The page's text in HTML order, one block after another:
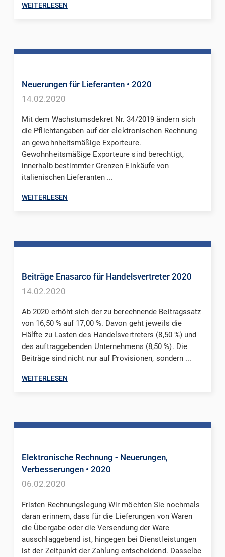
WEITERLESEN
Neuerungen für Lieferanten • 2020
14.02.2020
Mit dem Wachstumsdekret Nr. 34/2019 ändern sich
die Pflichtangaben auf der elektronischen Rechnung
an gewohnheitsmäßige Exporteure.
Gewohnheitsmäßige Exporteure sind berechtigt,
innerhalb bestimmter Grenzen Einkäufe von
italienischen Lieferanten ...
WEITERLESEN
Beiträge Enasarco für Handelsvertreter 2020
14.02.2020
Ab 2020 erhöht sich der zu berechnende Beitragssatz
von 16,50 % auf 17,00 %. Davon geht jeweils die
Hälfte zu Lasten des Handelsvertreters (8,50 %) und
des auftraggebenden Unternehmens (8,50 %). Die
Beiträge sind nicht nur auf Provisionen, sondern ...
WEITERLESEN
Elektronische Rechnung - Neuerungen,
Verbesserungen • 2020
06.02.2020
Fristen Rechnungslegung Wir möchten Sie nochmals
daran erinnern, dass für die Lieferungen von Waren
die Übergabe oder die Versendung der Ware
ausschlaggebend ist, hingegen bei Dienstleistungen
ist der Zeitpunkt der Zahlung entscheidend. Dasselbe